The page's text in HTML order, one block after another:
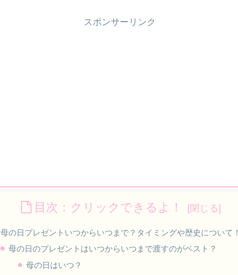
スポンサーリンク
目次：クリックできるよ！
母の日プレゼントいつからいつまで？タイミングや歴史について！
母の日のプレゼントはいつからいつまで渡すのがベスト？
母の日はいつ？